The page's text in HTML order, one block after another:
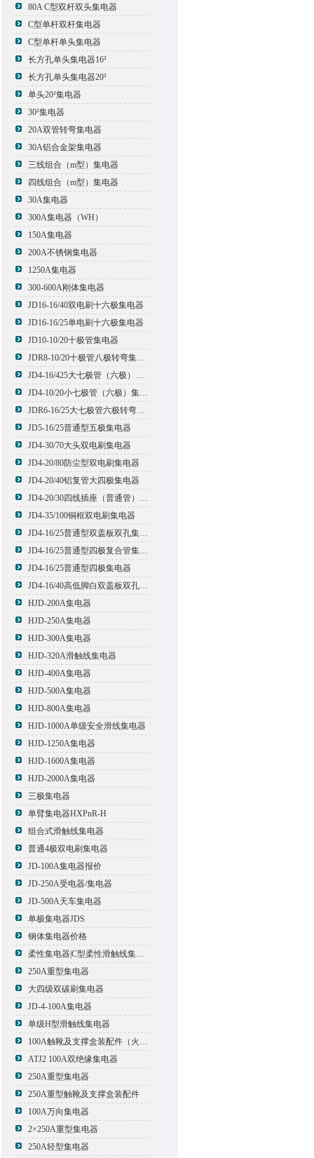
80A C型双杆双头集电器
C型单杆双杆集电器
C型单杆单头集电器
长方孔单头集电器16²
长方孔单头集电器20²
单头20²集电器
30²集电器
20A双管转弯集电器
30A铝合金架集电器
三线组合（m型）集电器
四线组合（m型）集电器
30A集电器
300A集电器（WH）
150A集电器
200A不锈钢集电器
1250A集电器
300-600A刚体集电器
JD16-16/40双电刷十六极集电器
JD16-16/25单电刷十六极集电器
JD10-10/20十极管集电器
JDR8-10/20十极管八极转弯集电器
JD4-16/425大七极管（六极）集电器
JD4-10/20小七极管（六极）集电器
JDR6-16/25大七极管六极转弯集电器
JD5-16/25普通型五极集电器
JD4-30/70大头双电刷集电器
JD4-20/80防尘型双电刷集电器
JD4-20/40铝复管大四极集电器
JD4-20/30四线插座（普通管）集电器
JD4-35/100铜框双电刷集电器
JD4-16/25普通型双盖板双孔集电器
JD4-16/25普通型四极复合管集电器
JD4-16/25普通型四极集电器
JD4-16/40高低脚白双盖板双孔集电器
HJD-200A集电器
HJD-250A集电器
HJD-300A集电器
HJD-320A滑触线集电器
HJD-400A集电器
HJD-500A集电器
HJD-800A集电器
HJD-1000A单级安全滑线集电器
HJD-1250A集电器
HJD-1600A集电器
HJD-2000A集电器
三极集电器
单臂集电器HXPnR-H
组合式滑触线集电器
普通4极双电刷集电器
JD-100A集电器报价
JD-250A受电器/集电器
JD-500A天车集电器
单极集电器JDS
钢体集电器价格
柔性集电器|C型柔性滑触线集电器
250A重型集电器
大四级双碳刷集电器
JD-4-100A集电器
单级H型滑触线集电器
100A触靴及支撑盒装配件（火线）
ATJ2 100A双绝缘集电器
250A重型集电器
250A重型触靴及支撑盒装配件
100A万向集电器
2×250A重型集电器
250A轻型集电器